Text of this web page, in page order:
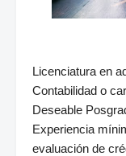
Licenciatura en
Contabilidad o
Deseable
Experiencia
evaluación de